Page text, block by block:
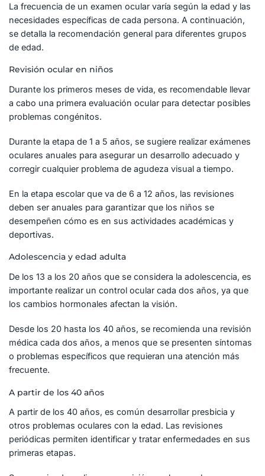
La frecuencia de un examen ocular varía según la edad y las
necesidades específicas de cada persona. A continuación,
se detalla la recomendación general para diferentes grupos
de edad.
Revisión ocular en niños
Durante los primeros meses de vida, es recomendable llevar
a cabo una primera evaluación ocular para detectar posibles
problemas congénitos.
Durante la etapa de 1 a 5 años, se sugiere realizar exámenes
oculares anuales para asegurar un desarrollo adecuado y
corregir cualquier problema de agudeza visual a tiempo.
En la etapa escolar que va de 6 a 12 años, las revisiones
deben ser anuales para garantizar que los niños se
desempeñen cómo es en sus actividades académicas y
deportivas.
Adolescencia y edad adulta
De los 13 a los 20 años que se considera la adolescencia, es
importante realizar un control ocular cada dos años, ya que
los cambios hormonales afectan la visión.
Desde los 20 hasta los 40 años, se recomienda una revisión
médica cada dos años, a menos que se presenten síntomas
o problemas específicos que requieran una atención más
frecuente.
A partir de los 40 años
A partir de los 40 años, es común desarrollar presbicia y
otros problemas oculares con la edad. Las revisiones
periódicas permiten identificar y tratar enfermedades en sus
primeras etapas.